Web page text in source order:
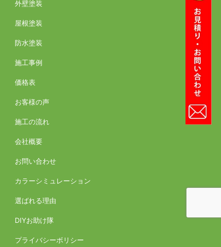
外壁塗装
屋根塗装
防水塗装
施工事例
価格表
お客様の声
施工の流れ
会社概要
お問い合わせ
カラーシミュレーション
選ばれる理由
DIYお助け隊
プライバシーボリシー